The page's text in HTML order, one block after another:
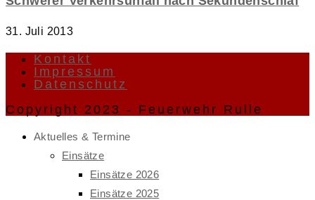
31. Juli 2013
Kontakt
Impressum
Datenschutz
Copyright 2023 - Feuerwehr Rulle
Aktuelles & Termine
Einsätze
Einsätze 2026
Einsätze 2025